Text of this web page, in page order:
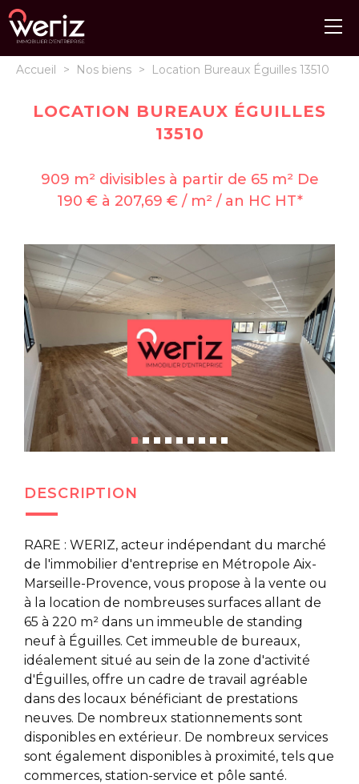
Accueil > Nos biens > Location Bureaux Éguilles 13510
LOCATION BUREAUX ÉGUILLES
13510
909 m² divisibles à partir de 65 m² De
190 € à 207,69 € / m² / an HC HT*
DESCRIPTION
RARE : WERIZ, acteur indépendant du marché
de l'immobilier d'entreprise en Métropole Aix-
Marseille-Provence, vous propose à la vente ou
à la location de nombreuses surfaces allant de
65 à 220 m² dans un immeuble de standing
neuf à Éguilles. Cet immeuble de bureaux,
idéalement situé au sein de la zone d'activité
d'Éguilles, offre un cadre de travail agréable
dans des locaux bénéficiant de prestations
neuves. De nombreux stationnements sont
disponibles en extérieur. De nombreux services
sont également disponibles à proximité, tels que
commerces, station-service et pôle santé.